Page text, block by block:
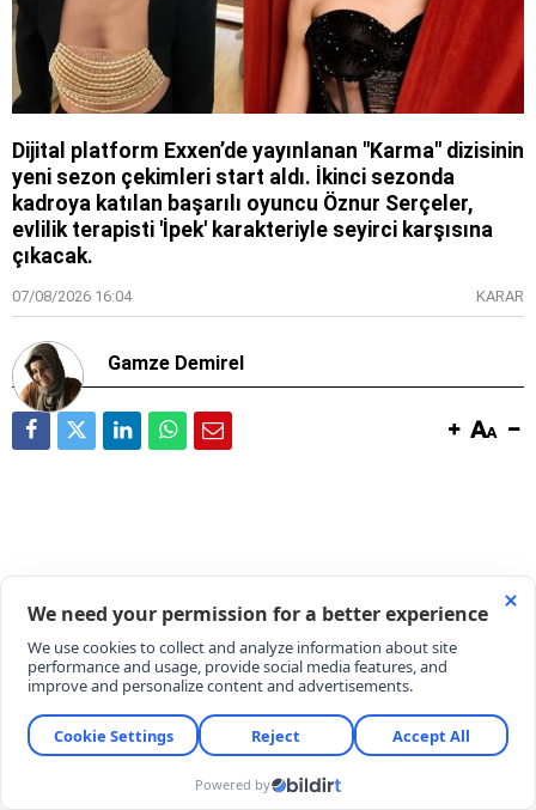
Dijital platform Exxen’de yayınlanan "Karma" dizisinin
yeni sezon çekimleri start aldı. İkinci sezonda
kadroya katılan başarılı oyuncu Öznur Serçeler,
evlilik terapisti 'İpek' karakteriyle seyirci karşısına
çıkacak.
07/08/2026 16:04 KARAR
Gamze Demirel